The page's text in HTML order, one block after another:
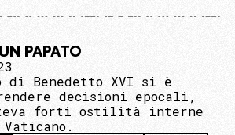
PAPATO
Benedetto XVI si è
decisioni epocali,
forti ostilità interne